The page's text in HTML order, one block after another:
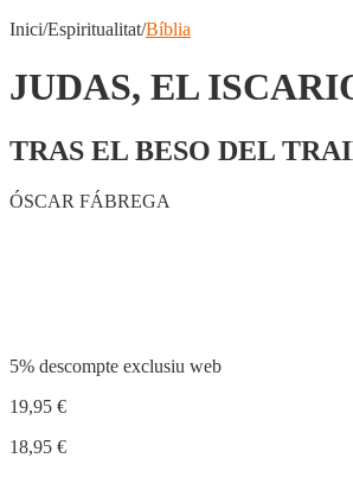
Inici/Espiritualitat/Bíblia
JUDAS, EL
TRAS EL BESO DEL
ÓSCAR FÁBREGA
5% descompte exclusiu web
19,95 €
18,95 €